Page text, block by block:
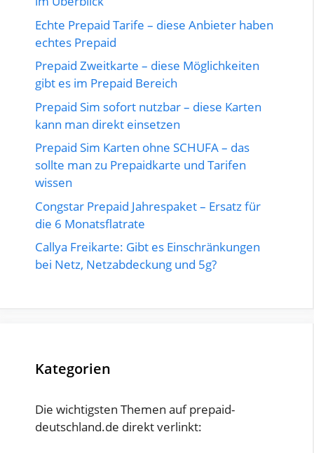
Echte Prepaid Tarife – diese Anbieter haben
echtes Prepaid
Prepaid Zweitkarte – diese Möglichkeiten
gibt es im Prepaid Bereich
Prepaid Sim sofort nutzbar – diese Karten
kann man direkt einsetzen
Prepaid Sim Karten ohne SCHUFA – das
sollte man zu Prepaidkarte und Tarifen
wissen
Congstar Prepaid Jahrespaket – Ersatz für
die 6 Monatsflatrate
Callya Freikarte: Gibt es Einschränkungen
bei Netz, Netzabdeckung und 5g?
Kategorien
Die wichtigsten Themen auf prepaid-
deutschland.de direkt verlinkt: